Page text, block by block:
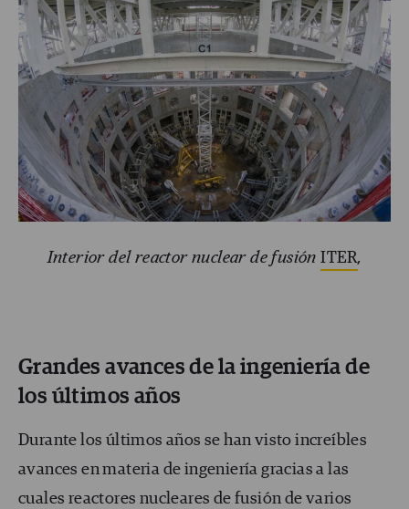
Interior del reactor nuclear de fusiónITER,
Grandes avances de la ingeniería de
los últimos años
Durante los últimos años se han visto increíbles
avances en materia de ingeniería gracias a las
cuales reactores nucleares de fusión de varios